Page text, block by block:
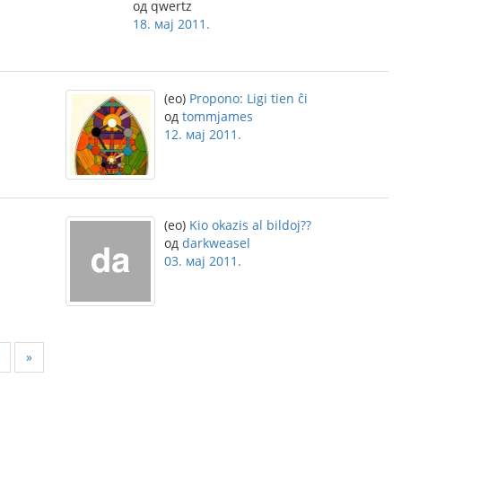
од qwertz
18. мај 2011.
(eo) Propono: Ligi tien ĉi
од tommjames
12. мај 2011.
(eo) Kio okazis al bildoj??
од darkweasel
03. мај 2011.
»